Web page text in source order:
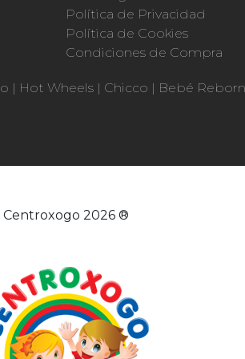
Política de Privacidad
Política de Cookies
Condiciones de Compra
| Hot Wheels | Chicco | Bebé Reborn
Centroxogo 2026 ®